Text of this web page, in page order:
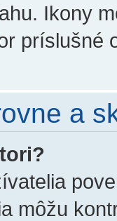
Ikony
príslušné
a
môžu